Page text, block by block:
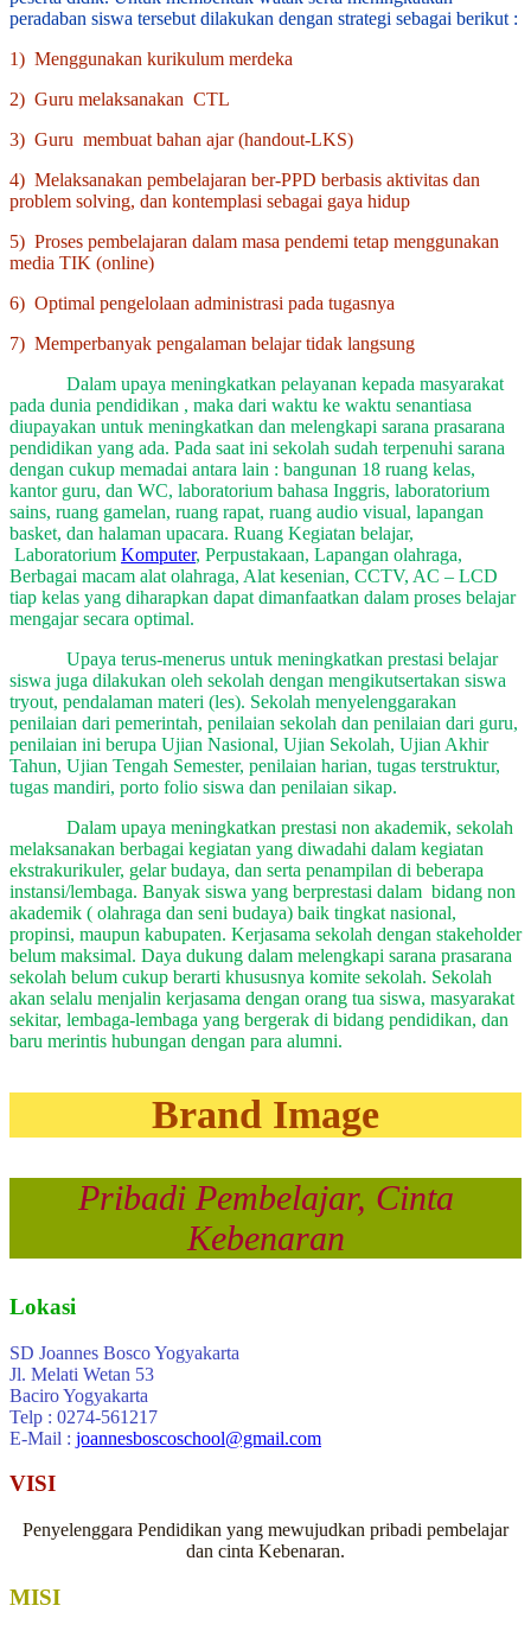
peradaban siswa tersebut dilakukan dengan strategi sebagai berikut :
1) Menggunakan kurikulum merdeka
2) Guru melaksanakan CTL
3) Guru membuat bahan ajar (handout-LKS)
4) Melaksanakan pembelajaran ber-PPD berbasis aktivitas dan
problem solving, dan kontemplasi sebagai gaya hidup
5) Proses pembelajaran dalam masa pendemi tetap menggunakan
media TIK (online)
6) Optimal pengelolaan administrasi pada tugasnya
7) Memperbanyak pengalaman belajar tidak langsung
Dalam upaya meningkatkan pelayanan kepada masyarakat
pada dunia pendidikan , maka dari waktu ke waktu senantiasa
diupayakan untuk meningkatkan dan melengkapi sarana prasarana
pendidikan yang ada. Pada saat ini sekolah sudah terpenuhi sarana
dengan cukup memadai antara lain : bangunan 18 ruang kelas,
kantor guru, dan WC, laboratorium bahasa Inggris, laboratorium
sains, ruang gamelan, ruang rapat, ruang audio visual, lapangan
basket, dan halaman upacara. Ruang Kegiatan belajar,
Laboratorium Komputer, Perpustakaan, Lapangan olahraga,
Berbagai macam alat olahraga, Alat kesenian, CCTV, AC – LCD
tiap kelas yang diharapkan dapat dimanfaatkan dalam proses belajar
mengajar secara optimal.
Upaya terus-menerus untuk meningkatkan prestasi belajar
siswa juga dilakukan oleh sekolah dengan mengikutsertakan siswa
tryout, pendalaman materi (les). Sekolah menyelenggarakan
penilaian dari pemerintah, penilaian sekolah dan penilaian dari guru,
penilaian ini berupa Ujian Nasional, Ujian Sekolah, Ujian Akhir
Tahun, Ujian Tengah Semester, penilaian harian, tugas terstruktur,
tugas mandiri, porto folio siswa dan penilaian sikap.
Dalam upaya meningkatkan prestasi non akademik, sekolah
melaksanakan berbagai kegiatan yang diwadahi dalam kegiatan
ekstrakurikuler, gelar budaya, dan serta penampilan di beberapa
instansi/lembaga. Banyak siswa yang berprestasi dalam bidang non
akademik ( olahraga dan seni budaya) baik tingkat nasional,
propinsi, maupun kabupaten. Kerjasama sekolah dengan stakeholder
belum maksimal. Daya dukung dalam melengkapi sarana prasarana
sekolah belum cukup berarti khususnya komite sekolah. Sekolah
akan selalu menjalin kerjasama dengan orang tua siswa, masyarakat
sekitar, lembaga-lembaga yang bergerak di bidang pendidikan, dan
baru merintis hubungan dengan para alumni.
Brand Image
Pribadi Pembelajar, Cinta
Kebenaran
Lokasi
SD Joannes Bosco Yogyakarta
Jl. Melati Wetan 53
Baciro Yogyakarta
Telp : 0274-561217
E-Mail : joannesboscoschool@gmail.com
VISI
Penyelenggara Pendidikan yang mewujudkan pribadi pembelajar
dan cinta Kebenaran.
MISI